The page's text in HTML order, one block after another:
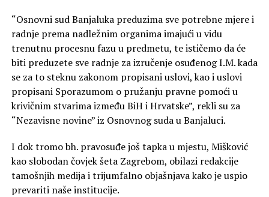
“Osnovni sud Banjaluka preduzima sve potrebne mjere i
radnje prema nadležnim organima imajući u vidu
trenutnu procesnu fazu u predmetu, te ističemo da će
biti preduzete sve radnje za izručenje osuđenog I.M. kada
se za to steknu zakonom propisani uslovi, kao i uslovi
propisani Sporazumom o pružanju pravne pomoći u
krivičnim stvarima između BiH i Hrvatske”, rekli su za
“Nezavisne novine” iz Osnovnog suda u Banjaluci.
I dok tromo bh. pravosuđe još tapka u mjestu, Mišković
kao slobodan čovjek šeta Zagrebom, obilazi redakcije
tamošnjih medija i trijumfalno objašnjava kako je uspio
prevariti naše institucije.